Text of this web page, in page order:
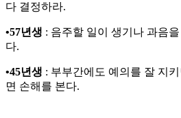
다 결정하라.
•57년생 : 음주할 일이 생기나 과음
다.
•45년생 : 부부간에도 예의를 잘 지
면 손해를 본다.